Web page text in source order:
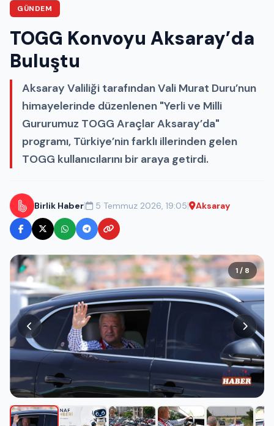
GÜNDEM
TOGG Konvoyu Aksaray’da
Buluştu
Aksaray Valiliği tarafından Vali Murat Duru’nun
himayelerinde düzenlenen "Yerli ve Milli
Gururumuz TOGG Araçlar Aksaray’da"
programı, Türkiye’nin farklı illerinden gelen
TOGG kullanıcılarını bir araya getirdi.
Birlik Haber| 5 Temmuz 2026, 19:05| Aksaray
1 / 8